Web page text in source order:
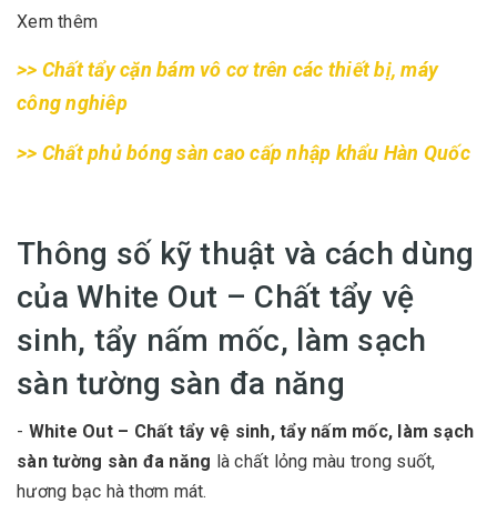
Xem thêm
>> Chất tẩy cặn bám vô cơ trên các thiết bị, máy
công nghiêp
>> Chất phủ bóng sàn cao cấp nhập khẩu Hàn Quốc
Thông số kỹ thuật và cách dùng
của White Out – Chất tẩy vệ
sinh, tẩy nấm mốc, làm sạch
sàn tường sàn đa năng
- White Out – Chất tẩy vệ sinh, tẩy nấm mốc, làm sạch
sàn tường sàn đa năng là chất lỏng màu trong suốt,
hương bạc hà thơm mát.